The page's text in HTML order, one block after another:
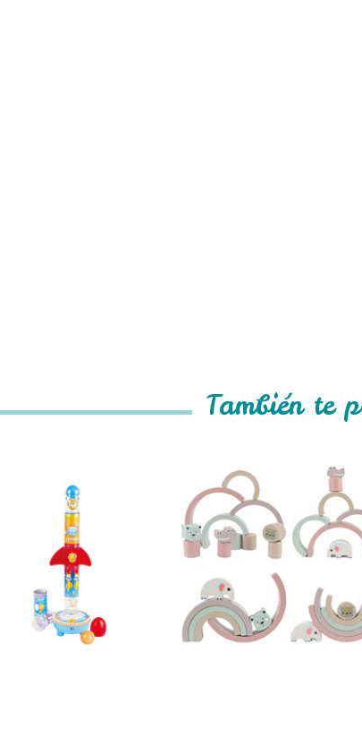
También te
Apilador Cohete
Hape Juguet...
$33.990
Arcoiris Juguetes
Montesso...
$12.990